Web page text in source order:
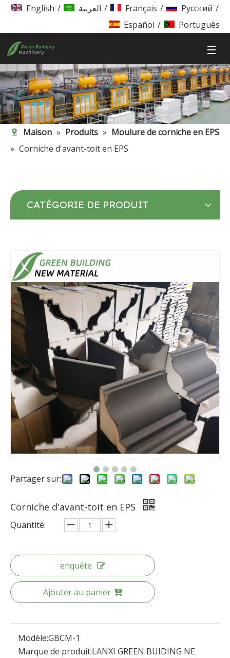
English / العربية / Français / Pусский /
Español / Português
Maison » Produits » Moulure de corniche en EPS
» Corniche d'avant-toit en EPS
CATÉGORIE DE PRODUIT
Partager sur:
Corniche d'avant-toit en EPS
Quantité:
enquête
Ajouter au panier
Modèle:GBCM-1
Marque de produit:LANXI GREEN BUIDING NE